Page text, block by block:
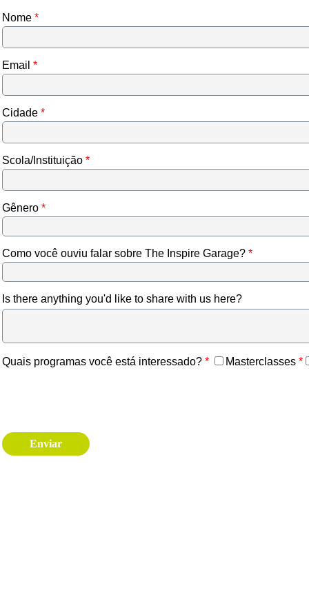
Nome
Email
Cidade
Scola/Instituição
Gênero
Como você ouviu falar sobre The Inspire Garage?
Is there anything you'd like to share with us here?
Quais programas você está interessado? Masterclasses